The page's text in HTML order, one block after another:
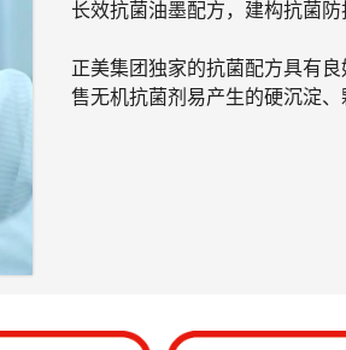
长效抗菌油墨配方，建构抗菌防
正美集团独家的抗菌配方具有
售无机抗菌剂易产生的硬沉淀